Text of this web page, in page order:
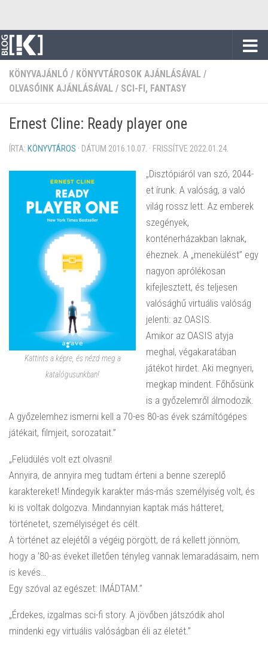
KÖNYVAJÁNLÓ / KÖNYVTÁROSOK AJÁNLÁSÁVAL /
OLVASÓINK AJÁNLÁSÁVAL / SCI-FI, FANTASY
Ernest Cline: Ready player one
ÍRTA: KÖNYVTÁROS · DÁTUM 2016.10.07. · FRISSÍTVE 2022.01.24.
Kattints a képre, és nézd meg a
katalógusunkban!
„Disztópiáról van szó, 2044-
et írunk. A valóság, a való
világ rossz lett. Az emberek
szegények,
konténerházakban laknak,
éheznek. A „menekülést” egy
nagyon aprólékosan
kifejlesztett, és teljesen
valósághű virtuális valóság
jelenti: az OASIS.
Amikor az OASIS atyja
meghal, végakaratában
játékot hirdet. Aki megnyeri,
megkap mindent. Főhősünk
is a győzelemről álmodozik.
A győzelemhez ismerni kell a 70-es 80-as évek számítógépes
játékait, filmjeit, sorozatait.”
„Felüdülés volt ezt olvasni!
Annyira, de annyira meg tudtam érteni a benne szereplő
karaktereket! Mindegyik karakter más-más személyiség volt, és
ki is voltak dolgozva. Mindannyian kaptak más hátteret,
történetet, személyiséget és célt.
A történet az elejétől a végéig pörgött, de rá kellett jönnöm,
hogy a ’80-as éveket illetően tényleg vannak lemaradásaim, nem
is kevés…
Egy szóval az egészet: IMÁDTAM.”
„Érdekes, izgalmas sci-fi story. A jövőben játszódik ahol
mindenki egy virtuális valóságban éli az életét.”